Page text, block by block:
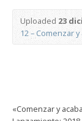
Uploaded23
12 – Comenzar
«Comenzar y